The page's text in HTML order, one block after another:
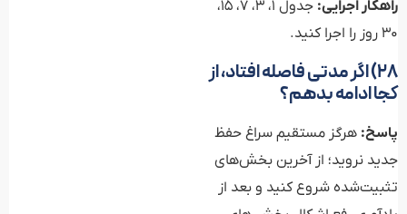
راهکار اجرایی:
جدول 1، 3، 7، 15،
30 روز را اجرا کنید.
۲۸) اگر مدتی فاصله افتاد، از
کجا ادامه بدهم؟
پاسخ: هرگز مستقیم سراغ حفظ
جدید نروید؛ از آخرین بخش‌های
تثبیت‌شده شروع کنید و بعد از